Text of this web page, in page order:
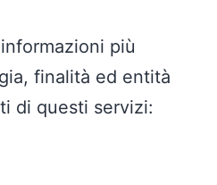
più
finalità ed entità
di questi servizi: